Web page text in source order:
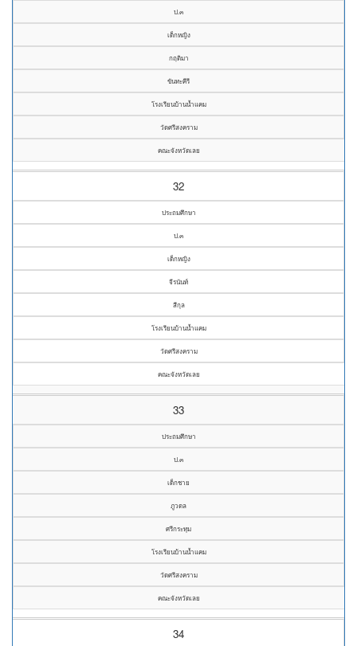
ป.๓
เด็กหญิง
กฤติมา
ขันทะคีรี
โรงเรียนบ้านน้ำแคม
วัดศรีสงคราม
คณะจังหวัดเลย
32
ประถมศึกษา
ป.๓
เด็กหญิง
จีรนันท์
สีกุล
โรงเรียนบ้านน้ำแคม
วัดศรีสงคราม
คณะจังหวัดเลย
33
ประถมศึกษา
ป.๓
เด็กชาย
ภูวดล
ศรีกระทุม
โรงเรียนบ้านน้ำแคม
วัดศรีสงคราม
คณะจังหวัดเลย
34